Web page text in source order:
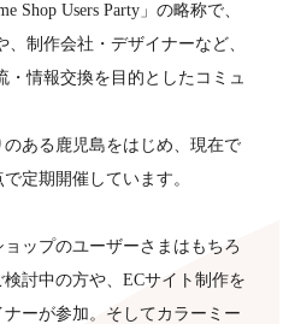
Shop Users Party」の略称で、
制作会社・デザイナーなど、
・情報交換を目的としたコミュ
ある鹿児島をはじめ、現在で
定期開催しています。
ップのユーザーさまはもちろ
討中の方や、ECサイト制作を
ーが​参加。そしてカラーミー